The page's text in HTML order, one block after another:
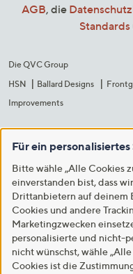
AGB, die
Standards
Die QVC Group
HSN
Ballard Designs
Improvements
Für ein
Bitte wähle „Alle Cookies
einverstanden bist, dass
Drittanbietern auf deinem
Cookies und andere
Marketingzwecken
personalisierte und nicht-
nicht wünschst, wähle
Cookies ist die